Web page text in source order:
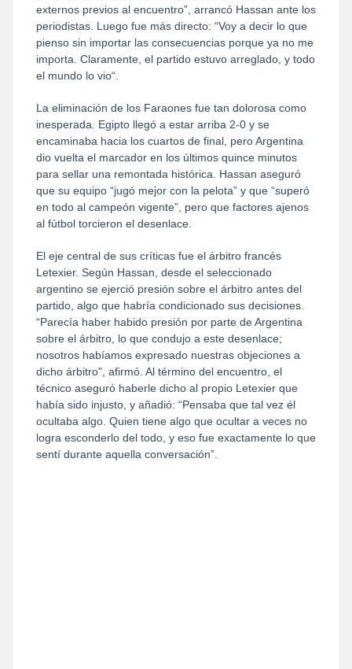
externos previos al encuentro”, arrancó Hassan ante los
periodistas. Luego fue más directo: “Voy a decir lo que
pienso sin importar las consecuencias porque ya no me
importa. Claramente, el partido estuvo arreglado, y todo
el mundo lo vio“.
La eliminación de los Faraones fue tan dolorosa como
inesperada. Egipto llegó a estar arriba 2-0 y se
encaminaba hacia los cuartos de final, pero Argentina
dio vuelta el marcador en los últimos quince minutos
para sellar una remontada histórica. Hassan aseguró
que su equipo “jugó mejor con la pelota” y que “superó
en todo al campeón vigente”, pero que factores ajenos
al fútbol torcieron el desenlace.
El eje central de sus críticas fue el árbitro francés
Letexier. Según Hassan, desde el seleccionado
argentino se ejerció presión sobre el árbitro antes del
partido, algo que habría condicionado sus decisiones.
“Parecía haber habido presión por parte de Argentina
sobre el árbitro, lo que condujo a este desenlace;
nosotros habíamos expresado nuestras objeciones a
dicho árbitro", afirmó. Al término del encuentro, el
técnico aseguró haberle dicho al propio Letexier que
había sido injusto, y añadió: “Pensaba que tal vez él
ocultaba algo. Quien tiene algo que ocultar a veces no
logra esconderlo del todo, y eso fue exactamente lo que
sentí durante aquella conversación”.